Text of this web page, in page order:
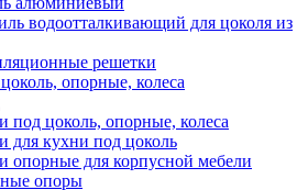
водоотталкивающий для цоколя из
решетки
опорные, колеса
под цоколь, опорные, колеса
для кухни под цоколь
опорные для корпусной мебели
опоры